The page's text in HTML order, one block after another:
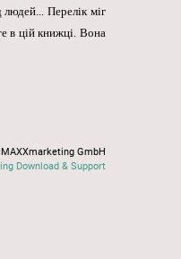
людей... Перелік міг
в цій книжці. Вона
GmbH
Download & Support